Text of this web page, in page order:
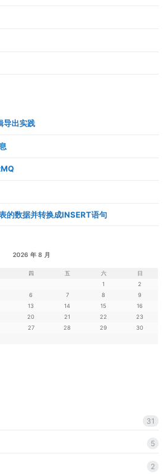
导出实践
的数据并转换成INSERT语句
2026 年 8 月
四 五 六
日
1
2
6 7 8
9
13 14 15
16
20 21 22
23
27 28 29
30
31
5
2